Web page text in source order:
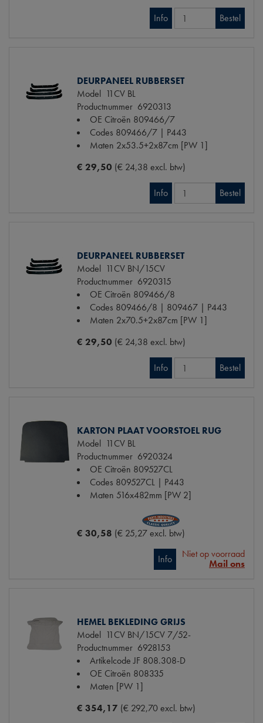
Info Bestel
DEURPANEEL RUBBERSET
Model 11CV BL
Productnummer 6920313
OE Citroën 809466/7
Codes 809466/7 | P443
Maten 2x53.5+2x87cm [PW 1]
€ 29,50 (€ 24,38 excl. btw)
Info Bestel
DEURPANEEL RUBBERSET
Model 11CV BN/15CV
Productnummer 6920315
OE Citroën 809466/8
Codes 809466/8 | 809467 | P443
Maten 2x70.5+2x87cm [PW 1]
€ 29,50 (€ 24,38 excl. btw)
Info Bestel
KARTON PLAAT VOORSTOEL RUG
Model 11CV BL
Productnummer 6920324
OE Citroën 809527CL
Codes 809527CL | P443
Maten 516x482mm [PW 2]
€ 30,58 (€ 25,27 excl. btw)
Info
Niet op voorraad
Mail ons
HEMEL BEKLEDING GRIJS
Model 11CV BN/15CV 7/52-
Productnummer 6928153
Artikelcode JF 808.308-D
OE Citroën 808335
Maten [PW 1]
€ 354,17 (€ 292,70 excl. btw)